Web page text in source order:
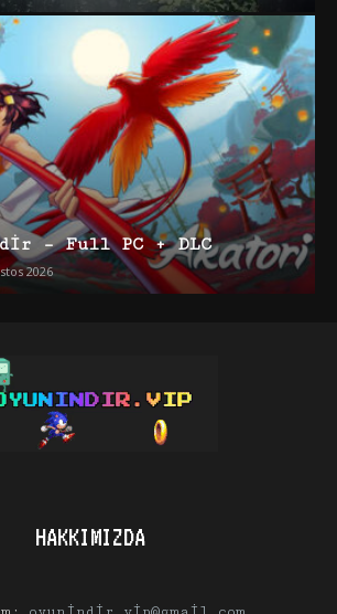
– Full PC + DLC
2026
HAKKIMIZDA